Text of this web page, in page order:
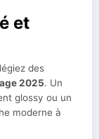
et
des
2025. Un
glossy ou un
moderne à